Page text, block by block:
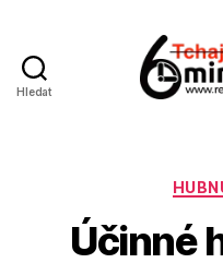
Hledat
Účinné